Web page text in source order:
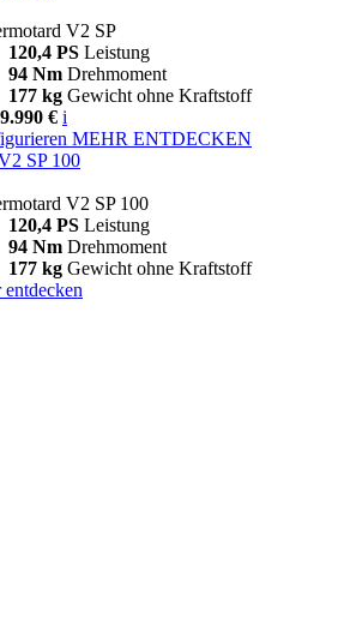
V2 SP
120,4 PS Leistung
94 Nm Drehmoment
177 kg Gewicht ohne Kraftstoff
€ i
MEHR ENTDECKEN
SP 100
V2 SP 100
120,4 PS Leistung
94 Nm Drehmoment
177 kg Gewicht ohne Kraftstoff